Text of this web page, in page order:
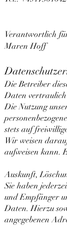
Verantwortlich
Maren Hoff
Die Betreiber
Daten vertraulich
Die Nutzung
stets auf
Wir weisen
aufweisen kann.
Auskunft,
Sie haben
und Empfänger
Daten. Hierzu
angegebenen